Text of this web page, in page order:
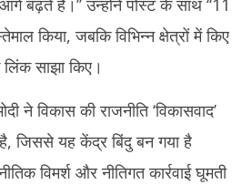
बढ़ते हैं।’’ उन्होंने पोस्ट के साथ ‘‘11
किया, जबकि विभिन्न क्षेत्रों में किए
साझा किए।
ने विकास की राजनीति ‘विकासवाद’
है, जिससे यह केंद्र बिंदु बन गया है
विमर्श और नीतिगत कार्रवाई घूमती